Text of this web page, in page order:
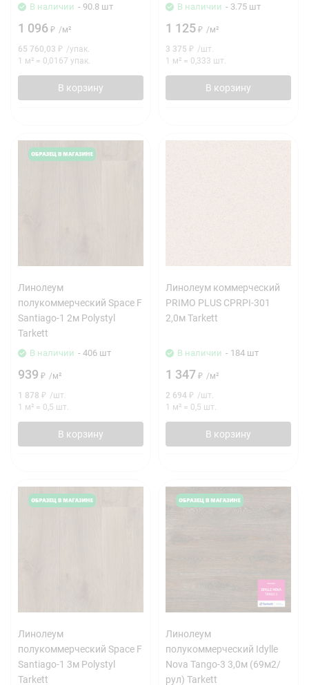
В наличии - 90.8 шт
1 096 ₽ /м²
65 760,03 ₽ /упак.
1 м² = 0,0167 упак.
В корзину
В наличии - 3.75 шт
1 125 ₽ /м²
3 375 ₽ /шт.
1 м² = 0,333 шт.
В корзину
Линолеум
полукоммерческий Space F
Santiago-1 2м Polystyl
Tarkett
В наличии - 406 шт
939 ₽ /м²
1 878 ₽ /шт.
1 м² = 0,5 шт.
В корзину
Линолеум коммерческий
PRIMO PLUS CPRPI-301
2,0м Tarkett
В наличии - 184 шт
1 347 ₽ /м²
2 694 ₽ /шт.
1 м² = 0,5 шт.
В корзину
Линолеум
полукоммерческий Space F
Santiago-1 3м Polystyl
Tarkett
Линолеум
полукоммерческий Idylle
Nova Tango-3 3,0м (69м2/
рул) Tarkett